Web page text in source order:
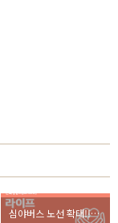
심야버스 노선 확대!! 올빼미족을 위한 알짜정보 대방출